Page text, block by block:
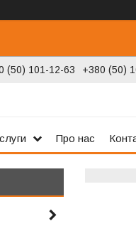
(50) 101-12-63 +380 (50)
Про нас